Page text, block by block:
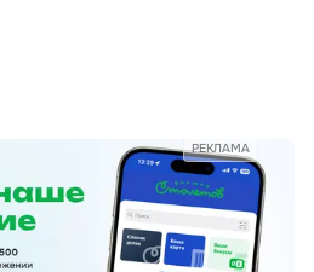
РЕКЛАМА